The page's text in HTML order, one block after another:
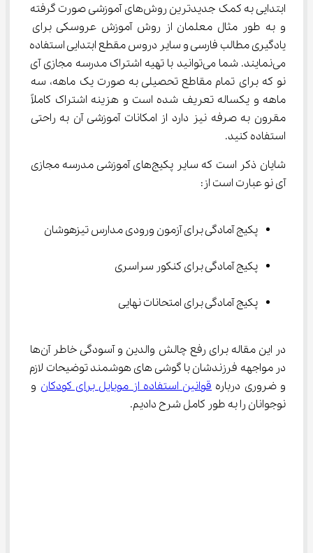
ابتدایی به کمک جدیدترین روش‌های آموزشی صورت گرفته
و به طور مثال معلمان از روش آموزش عروسکی برای
یادگیری مطالب فارسی و سایر دروس مقطع ابتدایی استفاده
می‌نمایند. شما می‌توانید با تهیه اشتراک مدرسه مجازی آی
نو که برای تمام مقاطع تحصیلی به صورت یک ماهه، سه
ماهه و یکساله تعریف شده است و هزینه اشتراک کاملاً
مقرون به صرفه نیز دارد از امکانات آموزشی آن به راحتی
استفاده کنید.
شایان ذکر است که سایر پکیج‌های آموزشی مدرسه مجازی
آی نو عبارت است از:
پکیج آمادگی برای آزمون ورودی مدارس تیزهوشان
پکیج آمادگی برای کنکور سراسری
پکیج آمادگی برای امتحانات نهایی
در این مقاله برای رفع چالش والدین و آسودگی خاطر آن‌ها
در مواجهه فرزندشان با گوشی های هوشمند توضیحات لازم
و ضروری درباره قوانین استفاده از موبایل برای کودکان و
نوجوانان را به طور کامل شرح دادیم.